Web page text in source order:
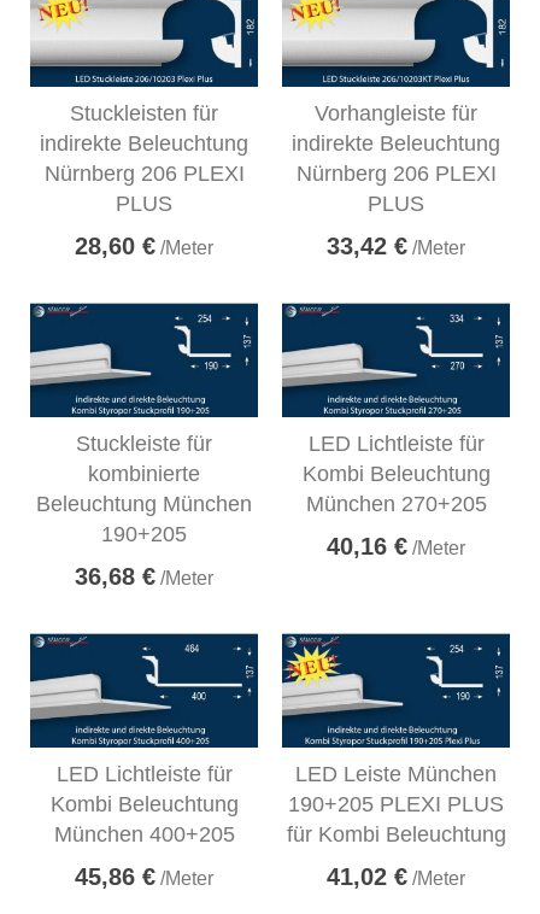
Stuckleisten für
indirekte Beleuchtung
Nürnberg 206 PLEXI
PLUS
28,60 € /Meter
Vorhangleiste für
indirekte Beleuchtung
Nürnberg 206 PLEXI
PLUS
33,42 € /Meter
Stuckleiste für
kombinierte
Beleuchtung München
190+205
36,68 € /Meter
LED Lichtleiste für
Kombi Beleuchtung
München 270+205
40,16 € /Meter
LED Lichtleiste für
Kombi Beleuchtung
München 400+205
45,86 € /Meter
LED Leiste München
190+205 PLEXI PLUS
für Kombi Beleuchtung
41,02 € /Meter